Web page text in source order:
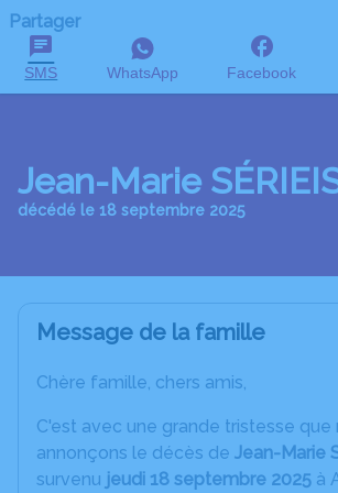
Partager
SMS WhatsApp Facebook
Jean-Marie
décédé le 18 septembre 2025
Message de la famille
Chère famille, chers amis,
C'est avec une grande tristesse que
annonçons le décès de Jean-Marie
survenu jeudi 18 septembre 2025 à